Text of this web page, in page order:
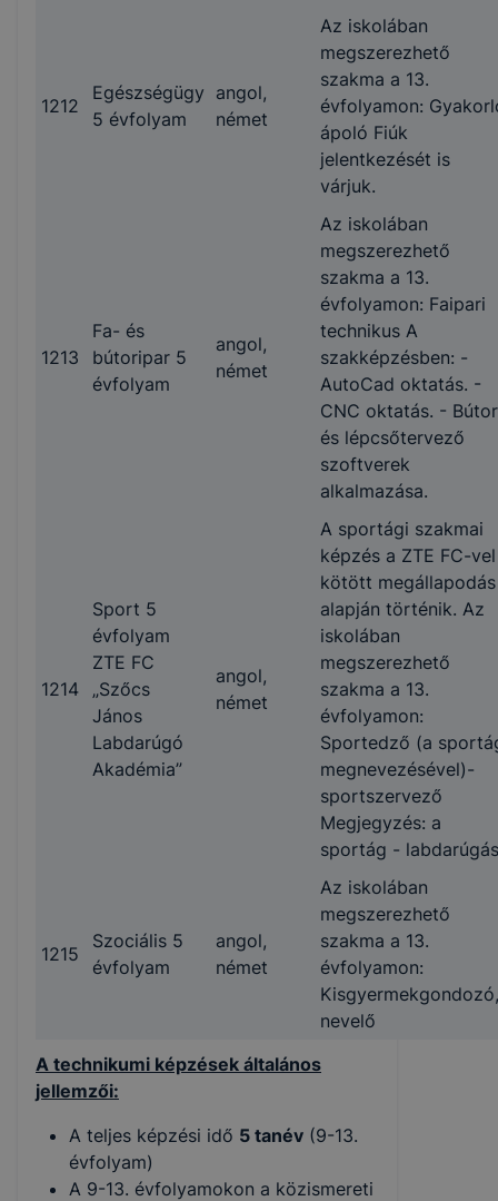
1212
Egészségügy
5 évfolyam
angol,
német
Az iskolában
megszerezhető
szakma a 13.
évfolyamon:
ápoló Fiúk
jelentkezését is
várjuk.
1213
Fa- és
bútoripar 5
évfolyam
angol,
német
Az iskolában
megszerezhető
szakma a 13.
évfolyamon: Faipari
technikus A
szakképzésben: -
AutoCad oktatás. -
CNC oktatás. -
és lépcsőtervező
szoftverek
alkalmazása.
1214
Sport 5
évfolyam
ZTE FC
„Szőcs
János
Labdarúgó
Akadémia”
angol,
német
A sportági szakmai
képzés a ZTE FC-vel
kötött megállapodás
alapján történik. Az
iskolában
megszerezhető
szakma a 13.
évfolyamon:
Sportedző (a
megnevezésével)-
sportszervező
Megjegyzés: a
sportág - labdarúgás
1215
Szociális 5
évfolyam
angol,
német
Az iskolában
megszerezhető
szakma a 13.
évfolyamon:
nevelő
A technikumi képzések általános
jellemzői:
A teljes képzési idő 5 tanév (9-13.
évfolyam)
A 9-13. évfolyamokon a közismereti